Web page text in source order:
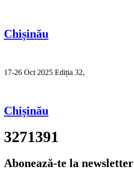
Chișinău
17-26 Oct 2025 Ediția 32,
Chișinău
3271391
Abonează-te la newsletter